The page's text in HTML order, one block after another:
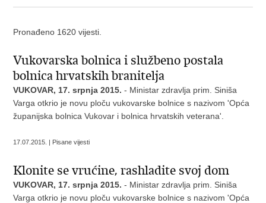
Pronađeno 1620 vijesti.
Vukovarska bolnica i službeno postala
bolnica hrvatskih branitelja
VUKOVAR, 17. srpnja 2015.- Ministar zdravlja prim. Siniša
Varga otkrio je novu ploču vukovarske bolnice s nazivom 'Opća
županijska bolnica Vukovar i bolnica hrvatskih veterana'.
17.07.2015. | Pisane vijesti
Klonite se vrućine, rashladite svoj dom
VUKOVAR, 17. srpnja 2015.- Ministar zdravlja prim. Siniša
Varga otkrio je novu ploču vukovarske bolnice s nazivom 'Opća